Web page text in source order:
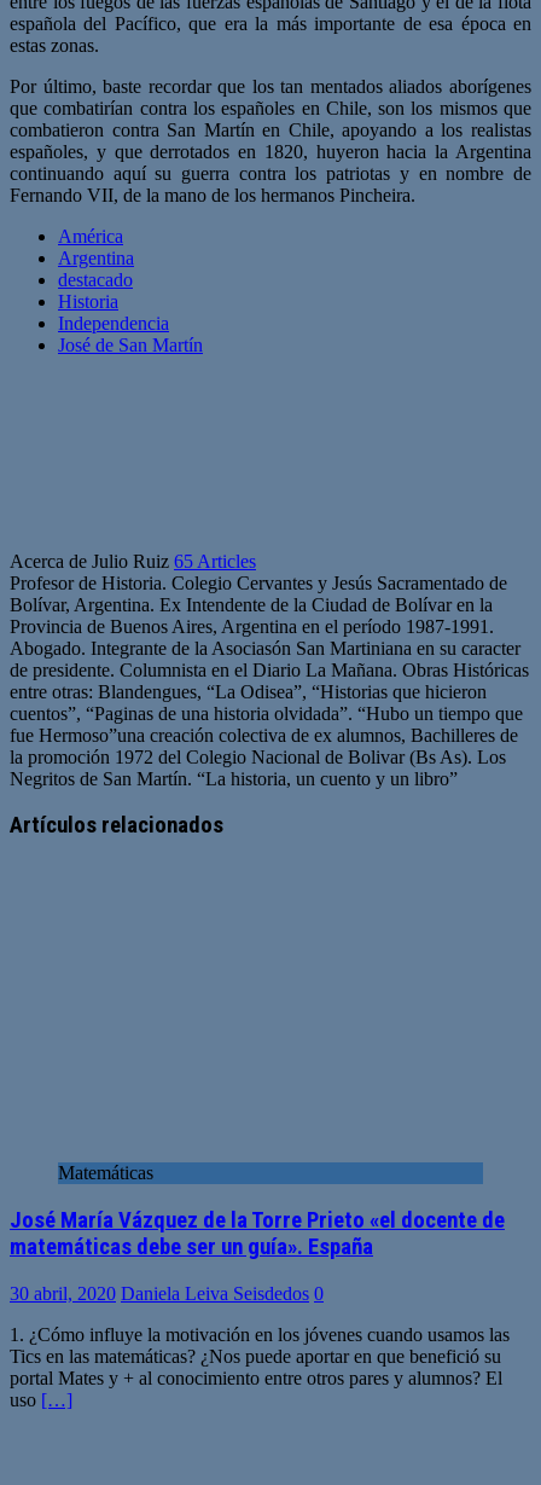
española del Pacífico, que era la más importante de esa época en
estas zonas.
Por último, baste recordar que los tan mentados aliados aborígenes
que combatirían contra los españoles en Chile, son los mismos que
combatieron contra San Martín en Chile, apoyando a los realistas
españoles, y que derrotados en 1820, huyeron hacia la Argentina
continuando aquí su guerra contra los patriotas y en nombre de
Fernando VII, de la mano de los hermanos Pincheira.
América
Argentina
destacado
Historia
Independencia
José de San Martín
Acerca de Julio Ruiz 65 Articles
Profesor de Historia. Colegio Cervantes y Jesús Sacramentado de
Bolívar, Argentina. Ex Intendente de la Ciudad de Bolívar en la
Provincia de Buenos Aires, Argentina en el período 1987-1991.
Abogado. Integrante de la Asociasón San Martiniana en su caracter
de presidente. Columnista en el Diario La Mañana. Obras Históricas
entre otras: Blandengues, “La Odisea”, “Historias que hicieron
cuentos”, “Paginas de una historia olvidada”. “Hubo un tiempo que
fue Hermoso”una creación colectiva de ex alumnos, Bachilleres de
la promoción 1972 del Colegio Nacional de Bolivar (Bs As). Los
Negritos de San Martín. “La historia, un cuento y un libro”
Artículos relacionados
Matemáticas
José María Vázquez de la Torre Prieto «el docente de
matemáticas debe ser un guía». España
30 abril, 2020 Daniela Leiva Seisdedos 0
1. ¿Cómo influye la motivación en los jóvenes cuando usamos las
Tics en las matemáticas? ¿Nos puede aportar en que benefició su
portal Mates y + al conocimiento entre otros pares y alumnos? El
uso […]